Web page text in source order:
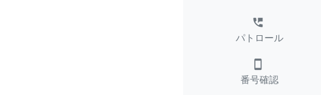
perm_phone_msg
パトロール
smartphone
番号確認